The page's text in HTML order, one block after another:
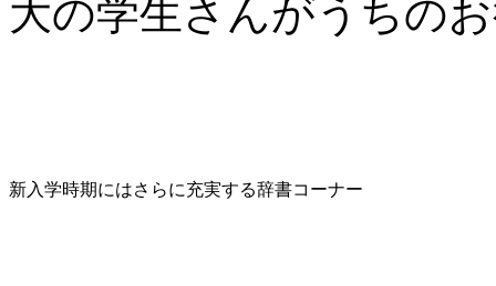
大の学生さんがうちの
新入学時期にはさらに充実する辞書コーナー